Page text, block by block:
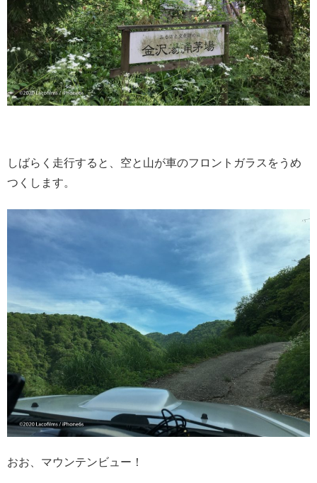
しばらく走行すると、空と山が車のフロントガラスをうめ
つくします。
おお、マウンテンビュー！